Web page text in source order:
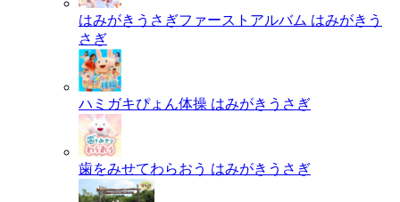
はみがきうさぎファーストアルバム はみがきう
さぎ
ハミガキぴょん体操 はみがきうさぎ
歯をみせてわらおう はみがきうさぎ